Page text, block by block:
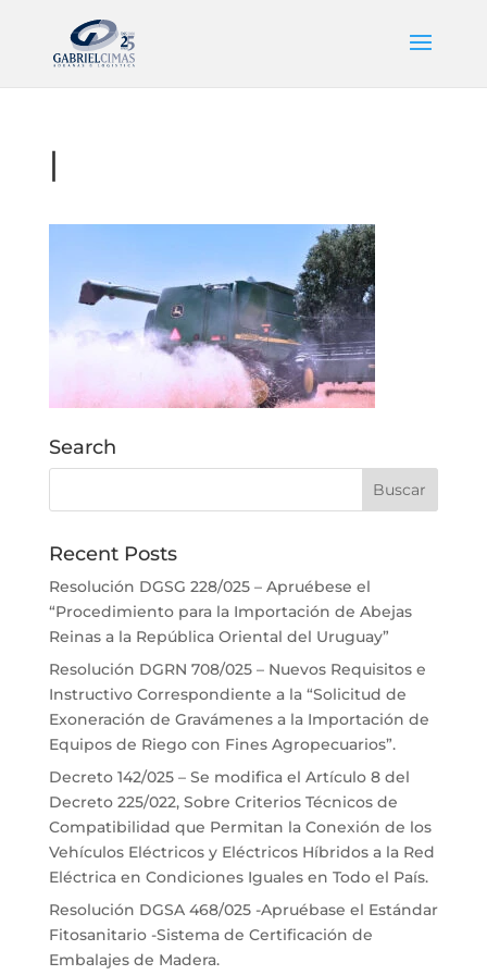
|
Search
Recent Posts
Resolución DGSG 228/025 – Apruébese el
“Procedimiento para la Importación de Abejas
Reinas a la República Oriental del Uruguay”
Resolución DGRN 708/025 – Nuevos Requisitos e
Instructivo Correspondiente a la “Solicitud de
Exoneración de Gravámenes a la Importación de
Equipos de Riego con Fines Agropecuarios”.
Decreto 142/025 – Se modifica el Artículo 8 del
Decreto 225/022, Sobre Criterios Técnicos de
Compatibilidad que Permitan la Conexión de los
Vehículos Eléctricos y Eléctricos Híbridos a la Red
Eléctrica en Condiciones Iguales en Todo el País.
Resolución DGSA 468/025 -Apruébase el Estándar
Fitosanitario -Sistema de Certificación de
Embalajes de Madera.